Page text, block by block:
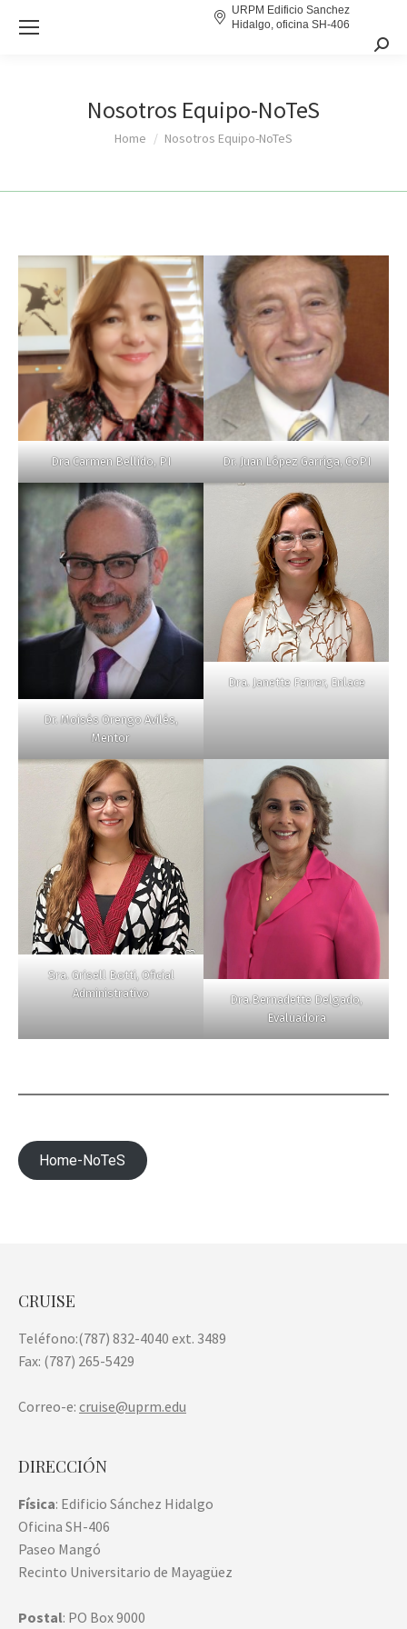
URPM Edificio Sanchez
Hidalgo, oficina SH-406
Nosotros Equipo-NoTeS
You are here:
Home Nosotros Equipo-NoTeS
Dra Carmen Bellido, PI Dr. Juan López Garriga, CoPI
Dr. Moisés Orengo Avilés,
Mentor
Dra. Janette Ferrer, Enlace
Sra. Grisell Botti, Oficial
Administrativo
Dra.Bernadette Delgado,
Evaluadora
Home-NoTeS
CRUISE
Teléfono:(787) 832-4040 ext. 3489
Fax: (787) 265-5429
Correo-e: cruise@uprm.edu
DIRECCIÓN
Física: Edificio Sánchez Hidalgo
Oficina SH-406
Paseo Mangó
Recinto Universitario de Mayagüez
Postal: PO Box 9000